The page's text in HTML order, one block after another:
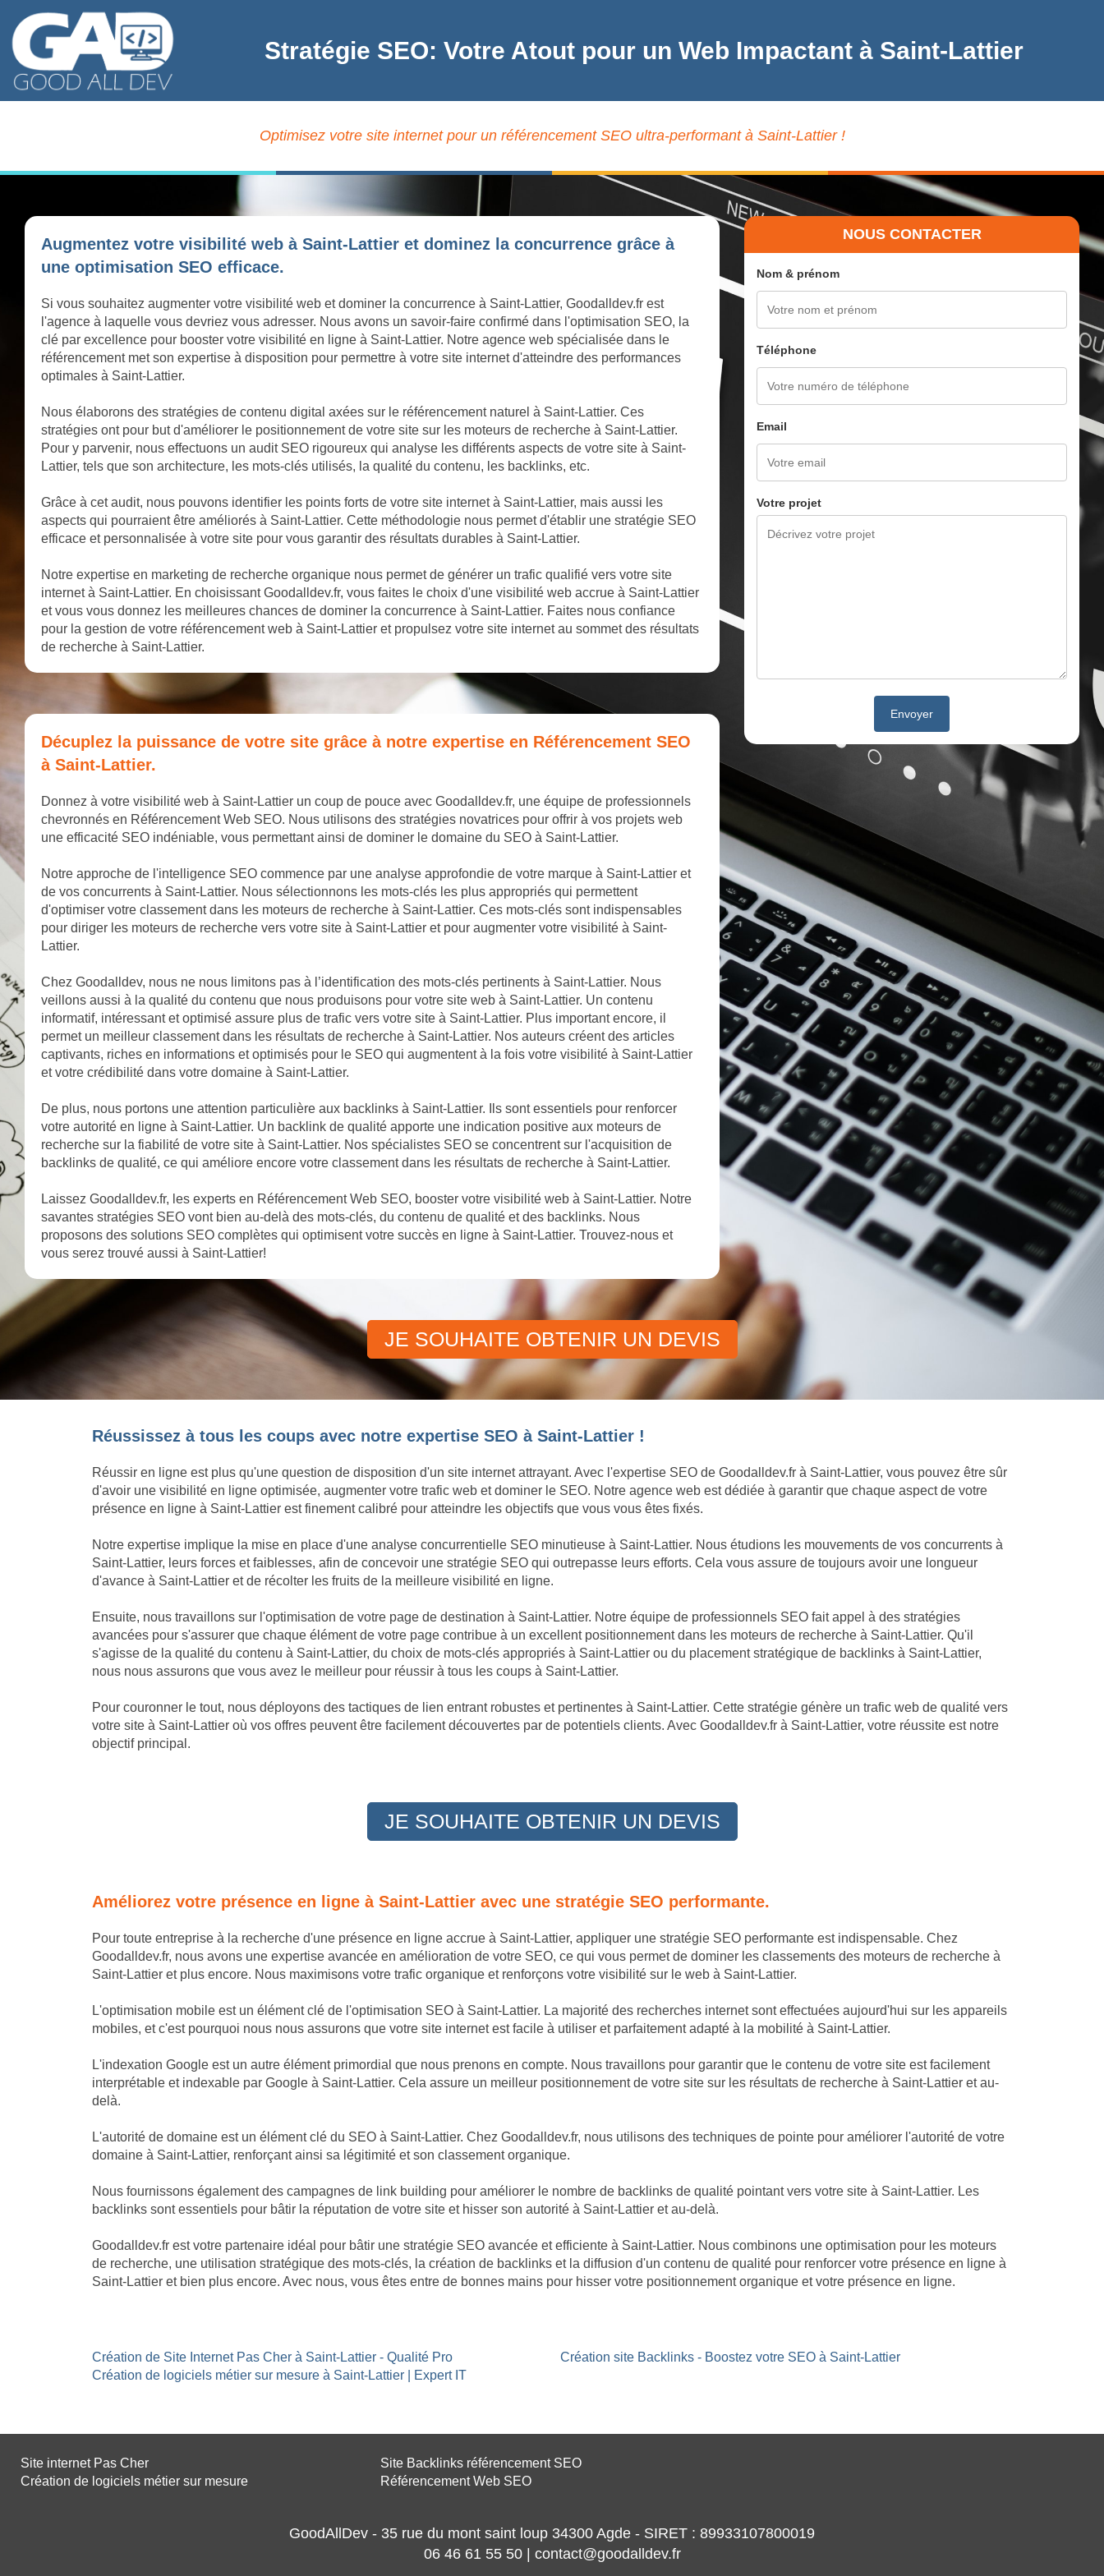
Stratégie SEO: Votre Atout pour un Web Impactant à Saint-Lattier
Optimisez votre site internet pour un référencement SEO ultra-performant à Saint-Lattier !
Augmentez votre visibilité web à Saint-Lattier et dominez la concurrence grâce à
une optimisation SEO efficace.
Si vous souhaitez augmenter votre visibilité web et dominer la concurrence à Saint-Lattier, Goodalldev.fr est
l'agence à laquelle vous devriez vous adresser. Nous avons un savoir-faire confirmé dans l'optimisation SEO, la
clé par excellence pour booster votre visibilité en ligne à Saint-Lattier. Notre agence web spécialisée dans le
référencement met son expertise à disposition pour permettre à votre site internet d'atteindre des performances
optimales à Saint-Lattier.
Nous élaborons des stratégies de contenu digital axées sur le référencement naturel à Saint-Lattier. Ces
stratégies ont pour but d'améliorer le positionnement de votre site sur les moteurs de recherche à Saint-Lattier.
Pour y parvenir, nous effectuons un audit SEO rigoureux qui analyse les différents aspects de votre site à Saint-
Lattier, tels que son architecture, les mots-clés utilisés, la qualité du contenu, les backlinks, etc.
Grâce à cet audit, nous pouvons identifier les points forts de votre site internet à Saint-Lattier, mais aussi les
aspects qui pourraient être améliorés à Saint-Lattier. Cette méthodologie nous permet d'établir une stratégie SEO
efficace et personnalisée à votre site pour vous garantir des résultats durables à Saint-Lattier.
Notre expertise en marketing de recherche organique nous permet de générer un trafic qualifié vers votre site
internet à Saint-Lattier. En choisissant Goodalldev.fr, vous faites le choix d'une visibilité web accrue à Saint-Lattier
et vous vous donnez les meilleures chances de dominer la concurrence à Saint-Lattier. Faites nous confiance
pour la gestion de votre référencement web à Saint-Lattier et propulsez votre site internet au sommet des résultats
de recherche à Saint-Lattier.
Décuplez la puissance de votre site grâce à notre expertise en Référencement SEO
à Saint-Lattier.
Donnez à votre visibilité web à Saint-Lattier un coup de pouce avec Goodalldev.fr, une équipe de professionnels
chevronnés en Référencement Web SEO. Nous utilisons des stratégies novatrices pour offrir à vos projets web
une efficacité SEO indéniable, vous permettant ainsi de dominer le domaine du SEO à Saint-Lattier.
Notre approche de l'intelligence SEO commence par une analyse approfondie de votre marque à Saint-Lattier et
de vos concurrents à Saint-Lattier. Nous sélectionnons les mots-clés les plus appropriés qui permettent
d'optimiser votre classement dans les moteurs de recherche à Saint-Lattier. Ces mots-clés sont indispensables
pour diriger les moteurs de recherche vers votre site à Saint-Lattier et pour augmenter votre visibilité à Saint-
Lattier.
Chez Goodalldev, nous ne nous limitons pas à l’identification des mots-clés pertinents à Saint-Lattier. Nous
veillons aussi à la qualité du contenu que nous produisons pour votre site web à Saint-Lattier. Un contenu
informatif, intéressant et optimisé assure plus de trafic vers votre site à Saint-Lattier. Plus important encore, il
permet un meilleur classement dans les résultats de recherche à Saint-Lattier. Nos auteurs créent des articles
captivants, riches en informations et optimisés pour le SEO qui augmentent à la fois votre visibilité à Saint-Lattier
et votre crédibilité dans votre domaine à Saint-Lattier.
De plus, nous portons une attention particulière aux backlinks à Saint-Lattier. Ils sont essentiels pour renforcer
votre autorité en ligne à Saint-Lattier. Un backlink de qualité apporte une indication positive aux moteurs de
recherche sur la fiabilité de votre site à Saint-Lattier. Nos spécialistes SEO se concentrent sur l'acquisition de
backlinks de qualité, ce qui améliore encore votre classement dans les résultats de recherche à Saint-Lattier.
Laissez Goodalldev.fr, les experts en Référencement Web SEO, booster votre visibilité web à Saint-Lattier. Notre
savantes stratégies SEO vont bien au-delà des mots-clés, du contenu de qualité et des backlinks. Nous
proposons des solutions SEO complètes qui optimisent votre succès en ligne à Saint-Lattier. Trouvez-nous et
vous serez trouvé aussi à Saint-Lattier!
NOUS CONTACTER
Nom & prénom
Téléphone
Email
Votre projet
JE SOUHAITE OBTENIR UN DEVIS
Réussissez à tous les coups avec notre expertise SEO à Saint-Lattier !
Réussir en ligne est plus qu'une question de disposition d'un site internet attrayant. Avec l'expertise SEO de Goodalldev.fr à Saint-Lattier, vous pouvez être sûr
d'avoir une visibilité en ligne optimisée, augmenter votre trafic web et dominer le SEO. Notre agence web est dédiée à garantir que chaque aspect de votre
présence en ligne à Saint-Lattier est finement calibré pour atteindre les objectifs que vous vous êtes fixés.
Notre expertise implique la mise en place d'une analyse concurrentielle SEO minutieuse à Saint-Lattier. Nous étudions les mouvements de vos concurrents à
Saint-Lattier, leurs forces et faiblesses, afin de concevoir une stratégie SEO qui outrepasse leurs efforts. Cela vous assure de toujours avoir une longueur
d'avance à Saint-Lattier et de récolter les fruits de la meilleure visibilité en ligne.
Ensuite, nous travaillons sur l'optimisation de votre page de destination à Saint-Lattier. Notre équipe de professionnels SEO fait appel à des stratégies
avancées pour s'assurer que chaque élément de votre page contribue à un excellent positionnement dans les moteurs de recherche à Saint-Lattier. Qu'il
s'agisse de la qualité du contenu à Saint-Lattier, du choix de mots-clés appropriés à Saint-Lattier ou du placement stratégique de backlinks à Saint-Lattier,
nous nous assurons que vous avez le meilleur pour réussir à tous les coups à Saint-Lattier.
Pour couronner le tout, nous déployons des tactiques de lien entrant robustes et pertinentes à Saint-Lattier. Cette stratégie génère un trafic web de qualité vers
votre site à Saint-Lattier où vos offres peuvent être facilement découvertes par de potentiels clients. Avec Goodalldev.fr à Saint-Lattier, votre réussite est notre
objectif principal.
JE SOUHAITE OBTENIR UN DEVIS
Améliorez votre présence en ligne à Saint-Lattier avec une stratégie SEO performante.
Pour toute entreprise à la recherche d'une présence en ligne accrue à Saint-Lattier, appliquer une stratégie SEO performante est indispensable. Chez
Goodalldev.fr, nous avons une expertise avancée en amélioration de votre SEO, ce qui vous permet de dominer les classements des moteurs de recherche à
Saint-Lattier et plus encore. Nous maximisons votre trafic organique et renforçons votre visibilité sur le web à Saint-Lattier.
L'optimisation mobile est un élément clé de l'optimisation SEO à Saint-Lattier. La majorité des recherches internet sont effectuées aujourd'hui sur les appareils
mobiles, et c'est pourquoi nous nous assurons que votre site internet est facile à utiliser et parfaitement adapté à la mobilité à Saint-Lattier.
L'indexation Google est un autre élément primordial que nous prenons en compte. Nous travaillons pour garantir que le contenu de votre site est facilement
interprétable et indexable par Google à Saint-Lattier. Cela assure un meilleur positionnement de votre site sur les résultats de recherche à Saint-Lattier et au-
delà.
L'autorité de domaine est un élément clé du SEO à Saint-Lattier. Chez Goodalldev.fr, nous utilisons des techniques de pointe pour améliorer l'autorité de votre
domaine à Saint-Lattier, renforçant ainsi sa légitimité et son classement organique.
Nous fournissons également des campagnes de link building pour améliorer le nombre de backlinks de qualité pointant vers votre site à Saint-Lattier. Les
backlinks sont essentiels pour bâtir la réputation de votre site et hisser son autorité à Saint-Lattier et au-delà.
Goodalldev.fr est votre partenaire idéal pour bâtir une stratégie SEO avancée et efficiente à Saint-Lattier. Nous combinons une optimisation pour les moteurs
de recherche, une utilisation stratégique des mots-clés, la création de backlinks et la diffusion d'un contenu de qualité pour renforcer votre présence en ligne à
Saint-Lattier et bien plus encore. Avec nous, vous êtes entre de bonnes mains pour hisser votre positionnement organique et votre présence en ligne.
Création de Site Internet Pas Cher à Saint-Lattier - Qualité Pro
Création de logiciels métier sur mesure à Saint-Lattier | Expert IT
Création site Backlinks - Boostez votre SEO à Saint-Lattier
Site internet Pas Cher
Création de logiciels métier sur mesure
Site Backlinks référencement SEO
Référencement Web SEO
GoodAllDev - 35 rue du mont saint loup 34300 Agde - SIRET : 89933107800019
06 46 61 55 50 | contact@goodalldev.fr